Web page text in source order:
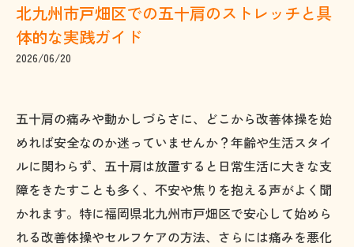
北九州市戸畑区での五十肩のストレッチと具
体的な実践ガイド
2026/06/20
五十肩の痛みや動かしづらさに、どこから改善体操を始
めれば安全なのか迷っていませんか？年齢や生活スタイ
ルに関わらず、五十肩は放置すると日常生活に大きな支
障をきたすことも多く、不安や焦りを抱える声がよく聞
かれます。特に福岡県北九州市戸畑区で安心して始めら
れる改善体操やセルフケアの方法、さらには痛みを悪化